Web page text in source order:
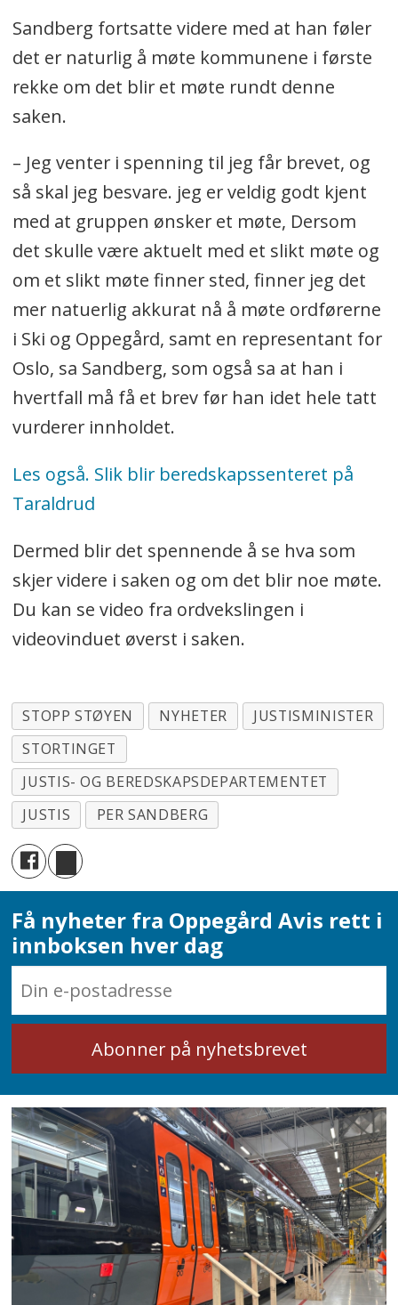
Sandberg fortsatte videre med at han føler
det er naturlig å møte kommunene i første
rekke om det blir et møte rundt denne
saken.
– Jeg venter i spenning til jeg får brevet, og
så skal jeg besvare. jeg er veldig godt kjent
med at gruppen ønsker et møte, Dersom
det skulle være aktuelt med et slikt møte og
om et slikt møte finner sted, finner jeg det
mer natuerlig akkurat nå å møte ordførerne
i Ski og Oppegård, samt en representant for
Oslo, sa Sandberg, som også sa at han i
hvertfall må få et brev før han idet hele tatt
vurderer innholdet.
Les også. Slik blir beredskapssenteret på
Taraldrud
Dermed blir det spennende å se hva som
skjer videre i saken og om det blir noe møte.
Du kan se video fra ordvekslingen i
videovinduet øverst i saken.
STOPP STØYEN NYHETER
JUSTISMINISTER
STORTINGET
JUSTIS- OG BEREDSKAPSDEPARTEMENTET
JUSTIS
PER SANDBERG
Få nyheter fra Oppegård Avis rett i
innboksen hver dag